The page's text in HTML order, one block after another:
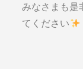
みなさまも是
てください